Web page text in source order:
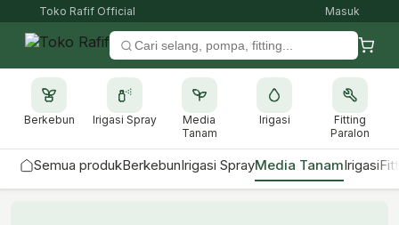
Toko Rafif Official Masuk
Berkebun Irigasi Spray
Media
Tanam
Irigasi
Fitting
Paralon
Semua produkBerkebunIrigasi SprayMedia TanamIrigasi